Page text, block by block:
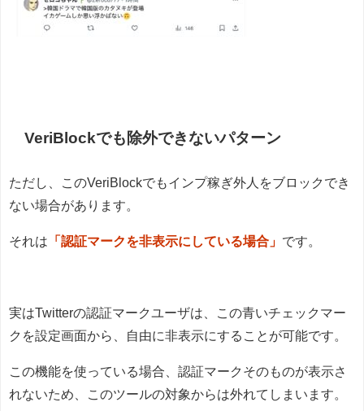
VeriBlockでも除外できないパターン
ただし、このVeriBlockでもインプ稼ぎ外人をブロックでき
ない場合があります。
それは 「認証マークを非表示にしている場合」 です。
実はTwitterの認証マークユーザは、この青いチェックマー
クを設定画面から、自由に非表示にすることが可能です。
この機能を使っている場合、認証マークそのものが表示さ
れないため、このツールの対象からは外れてしまいます。